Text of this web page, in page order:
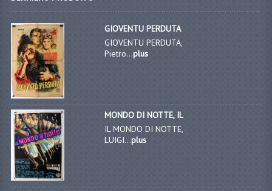
GIOVENTU PERDUTA
GIOVENTU PERDUTA,
Pietro...plus
MONDO DI NOTTE, IL
IL MONDO DI NOTTE,
LUIGI...plus